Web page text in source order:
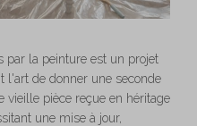
par la peinture est un projet
l'art de donner une seconde
vieille pièce reçue en héritage
une mise à jour,